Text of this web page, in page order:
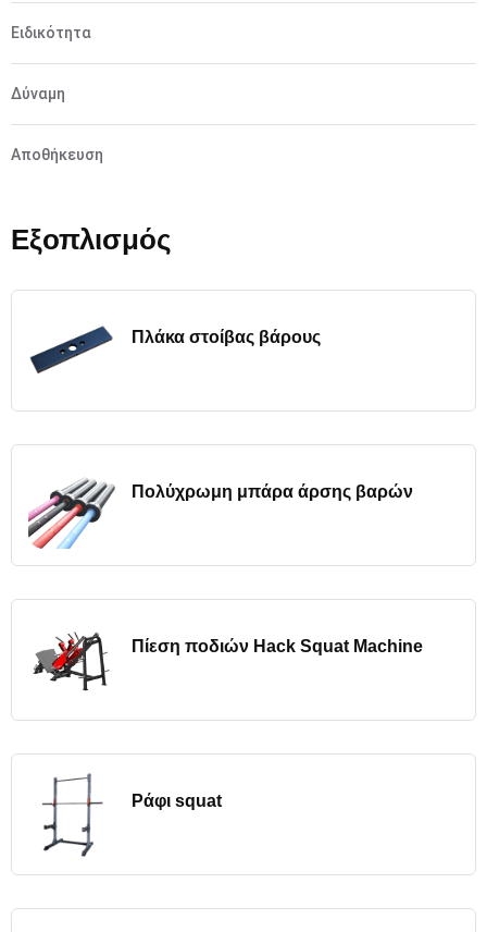
Ειδικότητα
Δύναμη
Αποθήκευση
Εξοπλισμός
Πλάκα στοίβας βάρους
Πολύχρωμη μπάρα άρσης βαρών
Πίεση ποδιών Hack Squat Machine
Ράφι squat